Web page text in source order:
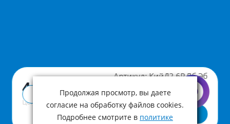
Артикул: КийД2.6Р.Лб.Эб
4 790 ₽
Цена с учетом НДС
В корзину
Купить в 1 клик
Продолжая просмотр, вы даете
согласие на обработку файлов cookies.
Подробнее смотрите в политике